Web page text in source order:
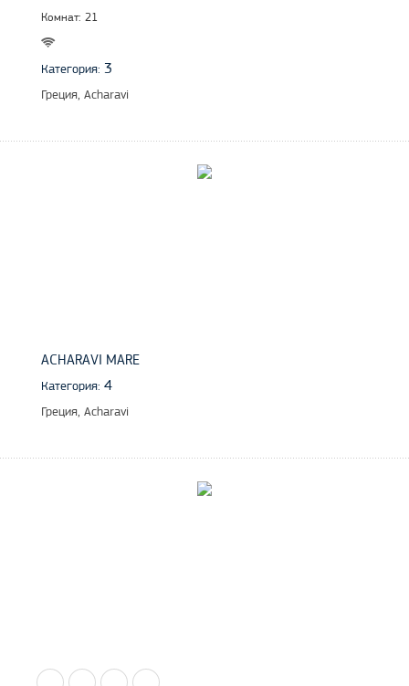
Комнат: 21
Категория: 3
Греция, Acharavi
ACHARAVI MARE
Категория: 4
Греция, Acharavi